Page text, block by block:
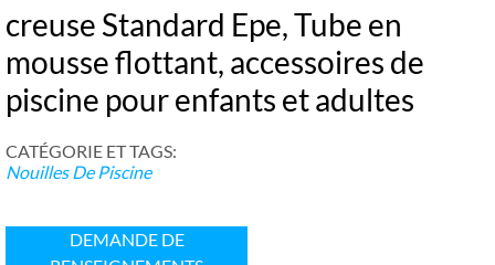
creuse Standard Epe, Tube en
mousse flottant, accessoires de
piscine pour enfants et adultes
CATÉGORIE ET ​​TAGS:
Nouilles De Piscine
DEMANDE DE